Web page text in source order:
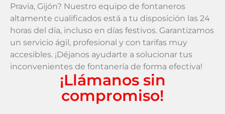
Pravia, Gijón? Nuestro equipo de fontaneros
altamente cualificados está a tu disposición las 24
horas del día, incluso en días festivos. Garantizamos
un servicio ágil, profesional y con tarifas muy
accesibles. ¡Déjanos ayudarte a solucionar tus
inconvenientes de fontanería de forma efectiva!
¡Llámanos sin
compromiso!